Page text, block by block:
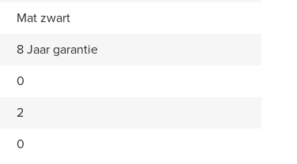
Mat zwart
8 Jaar garantie
0
2
0